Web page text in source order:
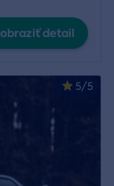
detail
5/5